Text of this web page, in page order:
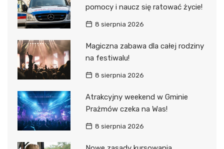
pomocy i naucz się ratować życie!
8 sierpnia 2026
Magiczna zabawa dla całej rodziny
na festiwalu!
8 sierpnia 2026
Atrakcyjny weekend w Gminie
Prażmów czeka na Was!
8 sierpnia 2026